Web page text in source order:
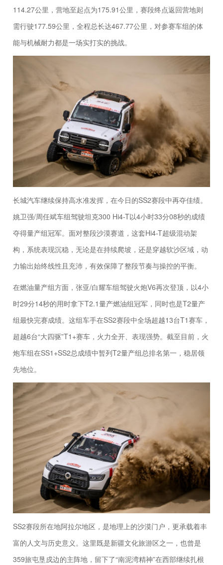
114.27公里，营地至起点为175.91公里，赛段终点返回营地则
需行驶177.59公里，全程总长达467.77公里，对参赛车组的体
能与机械耐力都是一场实打实的挑战。
长城汽车继续保持高水准发挥，在今日的SS2赛段中再夺佳绩。
姚卫强/周任斌车组驾驶坦克300 Hi4-T以4小时33分08秒的成绩
夺得量产组冠军。面对整段沙漠赛道，这套Hi4-T超级混动架
构，系统表现沉稳，无论是在持续爬坡，还是穿越软沙区域，动
力输出始终线性且充沛，有效保障了整段节奏与操控的平衡。
在燃油量产组方面，张亚/白耀车组驾驶火炮V6再次登顶，以4小
时29分14秒的用时拿下T2.1量产燃油组冠军，同时也是T2量产
组最快完赛成绩。这组车手在SS2赛段中全场超越13台T1赛车，
超越6台“大四驱”T1+赛车，火力全开、表现强势。截至目前，火
炮车组在SS1+SS2总成绩中暂列T2量产组总排名第一，稳居领
先地位。
SS2赛段所在地阿拉尔地区，是地理上的沙漠门户，更承载着丰
富的人文与历史意义。这里既是新疆文化旅游区之一，也曾是
359旅屯垦戍边的主阵地，留下了“南泥湾精神”在西部继续扎根